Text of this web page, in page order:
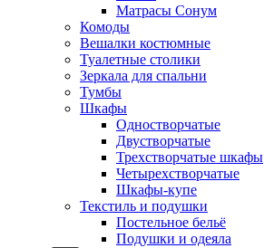
Матрасы Сонум
Комоды
Вешалки костюмные
Туалетные столики
Зеркала для спальни
Тумбы
Шкафы
Одностворчатые
Двустворчатые
Трехстворчатые шкафы
Четырехстворчатые
Шкафы-купе
Текстиль и подушки
Постельное бельё
Подушки и одеяла